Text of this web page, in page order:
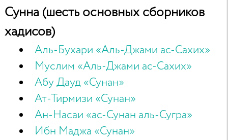
Сунна (шесть основных сборников
хадисов)
Аль-Бухари «Аль-Джами ас-Сахих»
Муслим «Аль-Джами ас-Сахих»
Абу Дауд «Сунан»
Ат-Тирмизи «Сунан»
Ан-Насаи «ас-Сунан аль-Сугра»
Ибн Маджа «Сунан»